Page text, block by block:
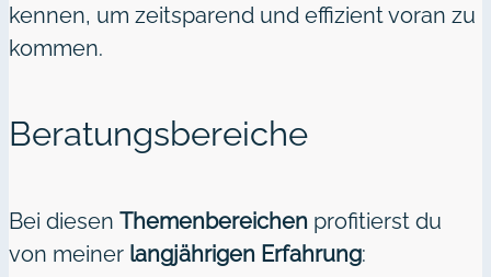
kennen, um zeitsparend und effizient voran zu
kommen.
Beratungsbereiche
Bei diesen Themenbereichen profitierst du
von meiner langjährigen Erfahrung: